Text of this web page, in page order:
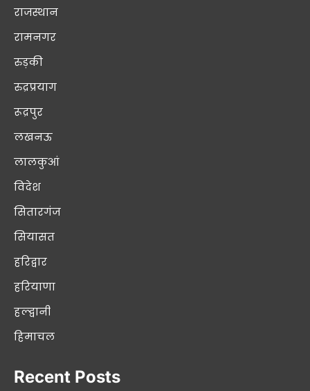
राजस्थान
रामनगर
रुड़की
रुद्रप्रयाग
रूद्रपुर
लखनऊ
लालकुआं
विदेश
सितारगंज
सियासत
हरिद्वार
हरियाणा
हल्द्वानी
हिमाचल
Recent Posts